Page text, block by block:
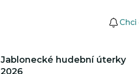
Jablonecké hudební úterky
2026